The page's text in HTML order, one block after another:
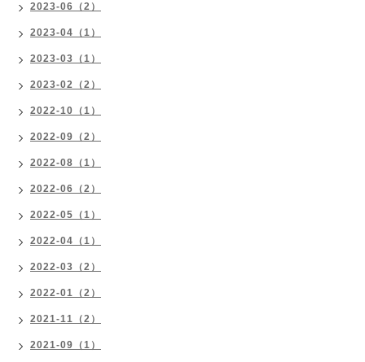
2023-06（2）
2023-04（1）
2023-03（1）
2023-02（2）
2022-10（1）
2022-09（2）
2022-08（1）
2022-06（2）
2022-05（1）
2022-04（1）
2022-03（2）
2022-01（2）
2021-11（2）
2021-09（1）